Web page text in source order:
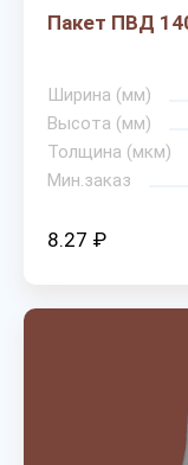
Пакет ПВД
Ширина (мм)
Высота (мм)
Толщина (мкм)
Мин.заказ
8.27 ₽